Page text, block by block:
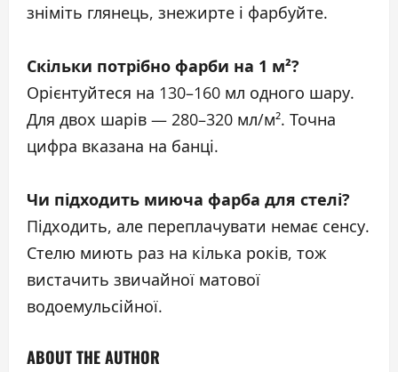
зніміть глянець, знежирте і фарбуйте.
Скільки потрібно фарби на 1 м²?
Орієнтуйтеся на 130–160 мл одного шару.
Для двох шарів — 280–320 мл/м². Точна
цифра вказана на банці.
Чи підходить миюча фарба для стелі?
Підходить, але переплачувати немає сенсу.
Стелю миють раз на кілька років, тож
вистачить звичайної матової
водоемульсійної.
ABOUT THE AUTHOR